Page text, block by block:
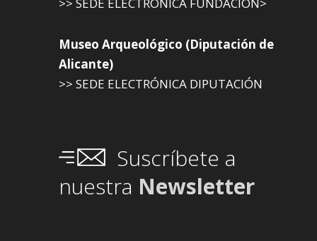
Museo Arqueológico (Diputación de
Alicante)
>> SEDE ELECTRÓNICA DIPUTACIÓN
Suscríbete a
nuestra Newsletter